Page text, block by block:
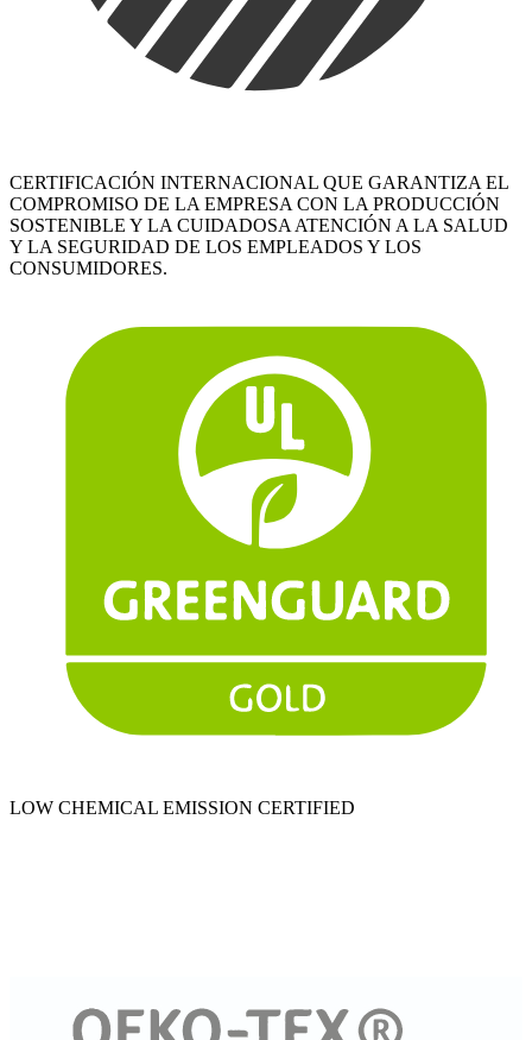
CERTIFICACIÓN INTERNACIONAL QUE GARANTIZA EL
COMPROMISO DE LA EMPRESA CON LA PRODUCCIÓN
SOSTENIBLE Y LA CUIDADOSA ATENCIÓN A LA SALUD
Y LA SEGURIDAD DE LOS EMPLEADOS Y LOS
CONSUMIDORES.
LOW CHEMICAL EMISSION CERTIFIED